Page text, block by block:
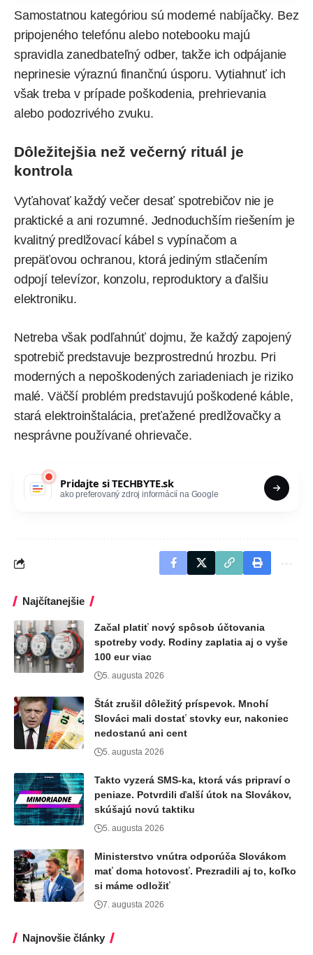
Samostatnou kategóriou sú moderné nabíjačky. Bez
pripojeného telefónu alebo notebooku majú
spravidla zanedbateľný odber, takže ich odpájanie
neprinesie výraznú finančnú úsporu. Vytiahnuť ich
však treba v prípade poškodenia, prehrievania
alebo podozrivého zvuku.
Dôležitejšia než večerný rituál je
kontrola
Vyťahovať každý večer desať spotrebičov nie je
praktické a ani rozumné. Jednoduchším riešením je
kvalitný predlžovací kábel s vypínačom a
prepäťovou ochranou, ktorá jediným stlačením
odpojí televízor, konzolu, reproduktory a ďalšiu
elektroniku.
Netreba však podľahnúť dojmu, že každý zapojený
spotrebič predstavuje bezprostrednú hrozbu. Pri
moderných a nepoškodených zariadeniach je riziko
malé. Väčší problém predstavujú poškodené káble,
stará elektroinštalácia, preťažené predlžovačky a
nesprávne používané ohrievače.
Pridajte siTECHBYTE.sk
ako preferovaný zdroj informácií na Google
Najčítanejšie
Začal platiť nový spôsob účtovania
spotreby vody. Rodiny zaplatia aj o vyše
100 eur viac
5. augusta 2026
Štát zrušil dôležitý príspevok. Mnohí
Slováci mali dostať stovky eur, nakoniec
nedostanú ani cent
5. augusta 2026
Takto vyzerá SMS-ka, ktorá vás pripraví o
peniaze. Potvrdili ďalší útok na Slovákov,
skúšajú novú taktiku
5. augusta 2026
Ministerstvo vnútra odporúča Slovákom
mať doma hotovosť. Prezradili aj to, koľko
si máme odložiť
7. augusta 2026
Najnovšie články